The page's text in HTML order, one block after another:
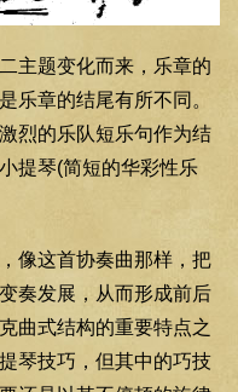
主题变化而来，乐章的
乐章的结尾有所不同。
烈的乐队短乐句作为结
提琴(简短的华彩性乐
像这首协奏曲那样，把
奏发展，从而形成前后
曲式结构的重要特点之
琴技巧，但其中的巧技